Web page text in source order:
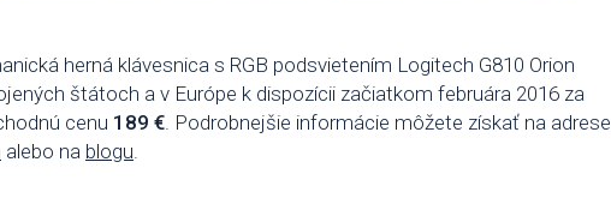
herná klávesnica s RGB podsvietením Logitech G810 Orion
štátoch a v Európe k dispozícii začiatkom februára 2016 za
cenu 189 € . Podrobnejšie informácie môžete získať na adrese
alebo na blogu